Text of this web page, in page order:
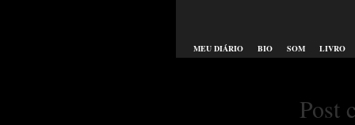
MEU DIÁRIO BIO SOM LIVRO
Post